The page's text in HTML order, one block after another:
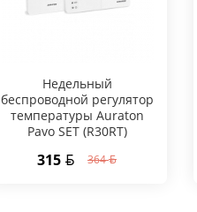
Hедельный
беспроводной регулятор
температуры Auraton
Pavo SET (R30RT)
315 364